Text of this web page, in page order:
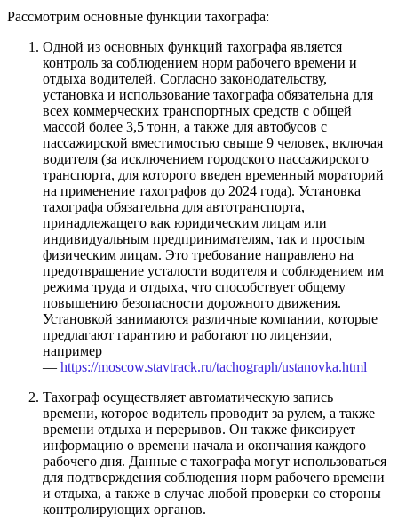
Рассмотрим основные функции тахографа:
Одной из основных функций тахографа является
контроль за соблюдением норм рабочего времени и
отдыха водителей. Согласно законодательству,
установка и использование тахографа обязательна для
всех коммерческих транспортных средств с общей
массой более 3,5 тонн, а также для автобусов с
пассажирской вместимостью свыше 9 человек, включая
водителя (за исключением городского пассажирского
транспорта, для которого введен временный мораторий
на применение тахографов до 2024 года). Установка
тахографа обязательна для автотранспорта,
принадлежащего как юридическим лицам или
индивидуальным предпринимателям, так и простым
физическим лицам. Это требование направлено на
предотвращение усталости водителя и соблюдением им
режима труда и отдыха, что способствует общему
повышению безопасности дорожного движения.
Установкой занимаются различные компании, которые
предлагают гарантию и работают по лицензии,
например
— https://moscow.stavtrack.ru/tachograph/ustanovka.html
Тахограф осуществляет автоматическую запись
времени, которое водитель проводит за рулем, а также
времени отдыха и перерывов. Он также фиксирует
информацию о времени начала и окончания каждого
рабочего дня. Данные с тахографа могут использоваться
для подтверждения соблюдения норм рабочего времени
и отдыха, а также в случае любой проверки со стороны
контролирующих органов.